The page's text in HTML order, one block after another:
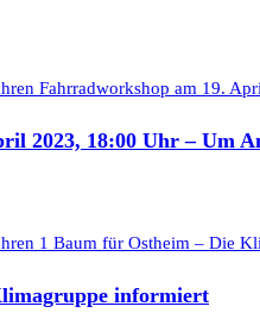
2023, 18:00 Uhr – Um
informiert